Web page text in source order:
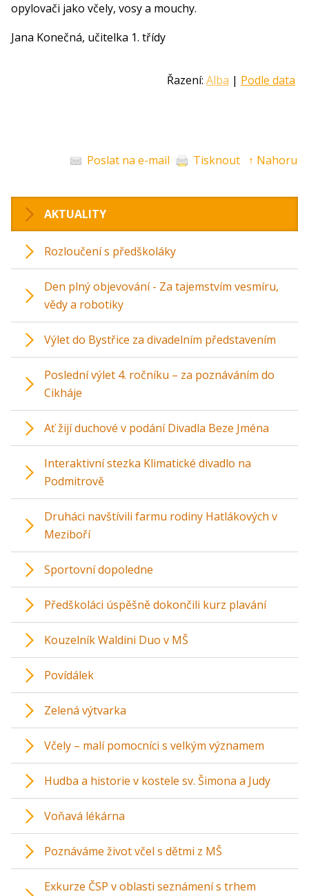
opylovači jako včely, vosy a mouchy.
Jana Konečná, učitelka 1. třídy
Řazení: Alba | Podle data
Poslat na e-mail Tisknout ↑ Nahoru
AKTUALITY
Rozloučení s předškoláky
Den plný objevování - Za tajemstvím vesmíru,
vědy a robotiky
Výlet do Bystřice za divadelním představením
Poslední výlet 4. ročníku – za poznáváním do
Cikháje
Ať žijí duchové v podání Divadla Beze Jména
Interaktivní stezka Klimatické divadlo na
Podmitrově
Druháci navštívili farmu rodiny Hatlákových v
Meziboří
Sportovní dopoledne
Předškoláci úspěšně dokončili kurz plavání
Kouzelník Waldini Duo v MŠ
Povídálek
Zelená výtvarka
Včely – malí pomocníci s velkým významem
Hudba a historie v kostele sv. Šimona a Judy
Voňavá lékárna
Poznáváme život včel s dětmi z MŠ
Exkurze ČSP v oblasti seznámení s trhem